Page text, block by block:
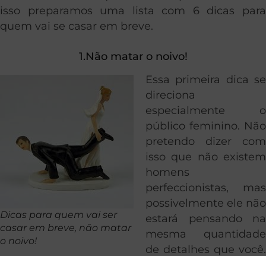
isso preparamos uma lista com 6 dicas para
quem vai se casar em breve.
1.Não matar o noivo!
Dicas para quem vai ser
casar em breve, não matar
o noivo!
Essa primeira dica se
direciona
especialmente o
público feminino. Não
pretendo dizer com
isso que não existem
homens
perfeccionistas, mas
possivelmente ele não
estará pensando na
mesma quantidade
de detalhes que você.